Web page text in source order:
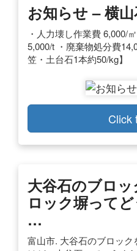
お知らせ – 横
・人力壊し作業費 6,000/
5,000/t ・廃棄物処分費
笠・土台石1本約50/kg】
Click
大谷石のブロ
ロック塀って
…
富山市. 大谷石のブロッ